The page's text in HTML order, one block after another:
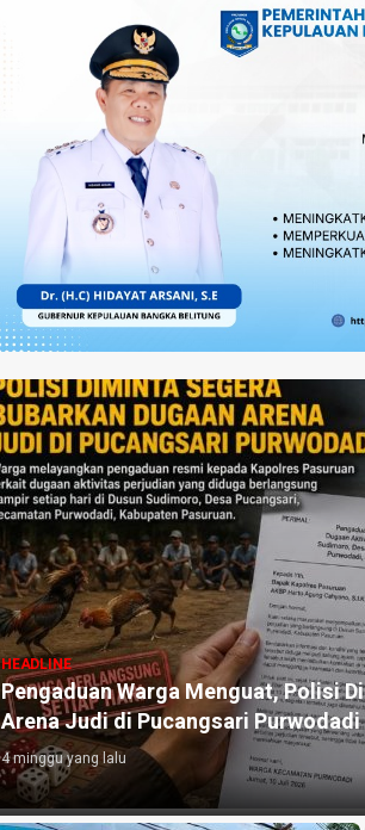
HEADLINE
Pengaduan Warga Menguat, Polisi
Arena Judi di Pucangsari Purwodadi
4 minggu yang lalu